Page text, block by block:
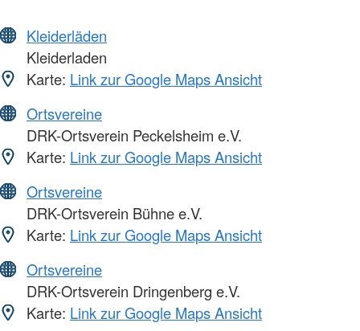
Kleiderläden
Kleiderladen
Karte: Link zur Google Maps Ansicht
Ortsvereine
DRK-Ortsverein Peckelsheim e.V.
Karte: Link zur Google Maps Ansicht
Ortsvereine
DRK-Ortsverein Bühne e.V.
Karte: Link zur Google Maps Ansicht
Ortsvereine
DRK-Ortsverein Dringenberg e.V.
Karte: Link zur Google Maps Ansicht